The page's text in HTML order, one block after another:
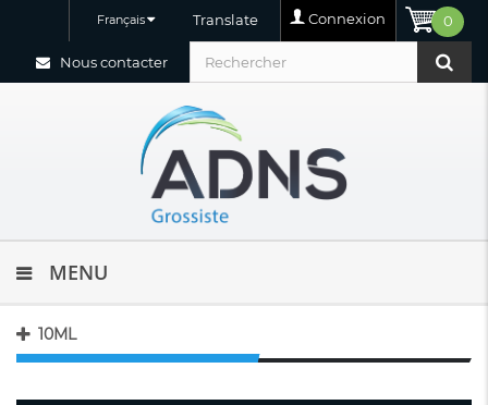
0
Connexion
Translate
Français
Nous contacter
MENU
10ML